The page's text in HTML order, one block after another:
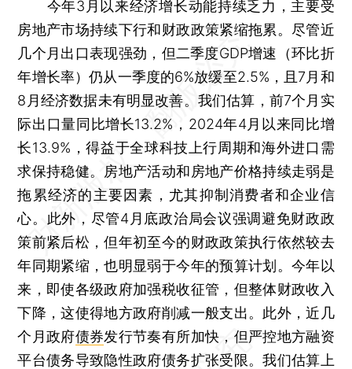
今年3月以来经济增长动能持续乏力，主要受
房地产市场持续下行和财政政策紧缩拖累。尽管近
几个月出口表现强劲，但二季度GDP增速（环比折
年增长率）仍从一季度的6%放缓至2.5%，且7月和
8月经济数据未有明显改善。我们估算，前7个月实
际出口量同比增长13.2%，2024年4月以来同比增
长13.9%，得益于全球科技上行周期和海外进口需
求保持稳健。房地产活动和房地产价格持续走弱是
拖累经济的主要因素，尤其抑制消费者和企业信
心。此外，尽管4月底政治局会议强调避免财政政
策前紧后松，但年初至今的财政政策执行依然较去
年同期紧缩，也明显弱于今年的预算计划。今年以
来，即使各级政府加强税收征管，但整体财政收入
下降，这使得地方政府削减一般支出。此外，近几
个月政府债券发行节奏有所加快，但严控地方融资
平台债务导致隐性政府债务扩张受限。我们估算上